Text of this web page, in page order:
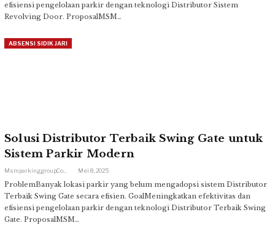
efisiensi pengelolaan parkir dengan teknologi Distributor Sistem
Revolving Door. ProposalMSM…
ABSENSI SIDIK JARI
Solusi Distributor Terbaik Swing Gate untuk
Sistem Parkir Modern
Mei 8, 2025
ProblemBanyak lokasi parkir yang belum mengadopsi sistem Distributor
Terbaik Swing Gate secara efisien. GoalMeningkatkan efektivitas dan
efisiensi pengelolaan parkir dengan teknologi Distributor Terbaik Swing
Gate. ProposalMSM…